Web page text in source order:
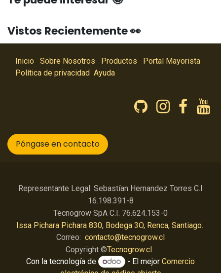
Vistos Recientemente 👀
Inicio Sobre Nosotros Productos
Portal Mayorista
Política de privacidad Ayuda
Póngase en contacto
Representante Legal: Sebastían Hernandez Torres C.I
16.198.391-8
Tecnogrow SpA C.I. 76.624.153-0
Issa Pichara Pichara 830, Bodega 3O, Renca, Santiago.
Correo: contacto@tecnogrow.cl
Copyright ©Tecnogrow.cl
Con la tecnología de
- El mejor Comercio